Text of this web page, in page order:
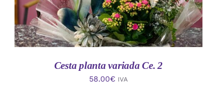
Cesta planta variada Ce. 2
58.00€ IVA